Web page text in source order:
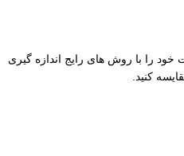
را با روش های رایج اندازه گیری